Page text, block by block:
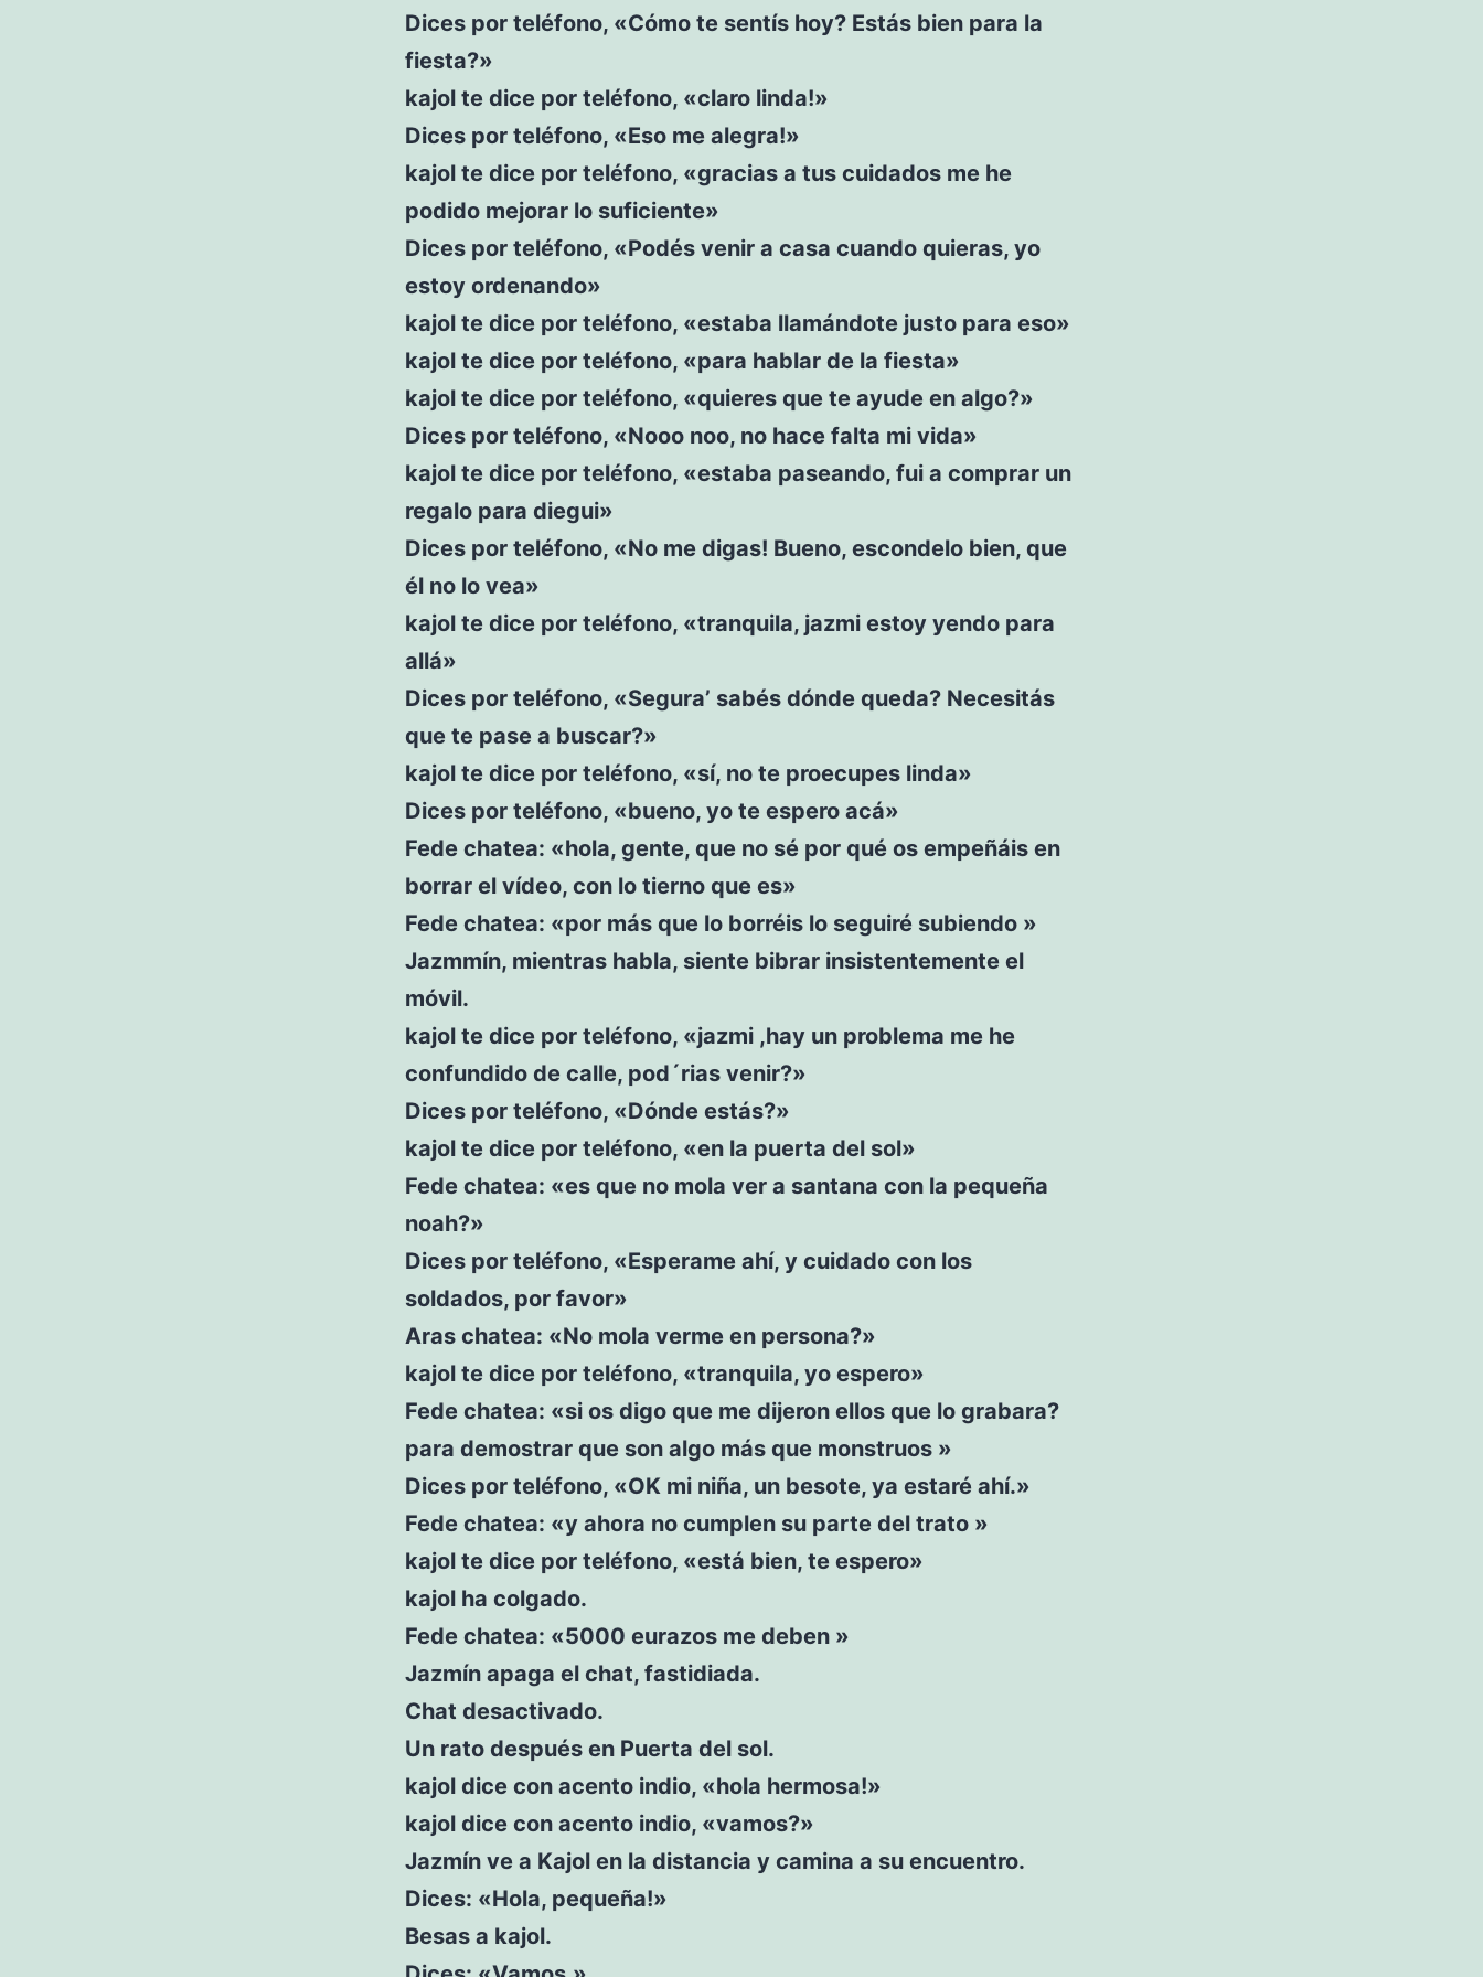
Dices por teléfono, «Cómo te sentís hoy? Estás bien para la
fiesta?»
kajol te dice por teléfono, «claro linda!»
Dices por teléfono, «Eso me alegra!»
kajol te dice por teléfono, «gracias a tus cuidados me he
podido mejorar lo suficiente»
Dices por teléfono, «Podés venir a casa cuando quieras, yo
estoy ordenando»
kajol te dice por teléfono, «estaba llamándote justo para eso»
kajol te dice por teléfono, «para hablar de la fiesta»
kajol te dice por teléfono, «quieres que te ayude en algo?»
Dices por teléfono, «Nooo noo, no hace falta mi vida»
kajol te dice por teléfono, «estaba paseando, fui a comprar un
regalo para diegui»
Dices por teléfono, «No me digas! Bueno, escondelo bien, que
él no lo vea»
kajol te dice por teléfono, «tranquila, jazmi estoy yendo para
allá»
Dices por teléfono, «Segura’ sabés dónde queda? Necesitás
que te pase a buscar?»
kajol te dice por teléfono, «sí, no te proecupes linda»
Dices por teléfono, «bueno, yo te espero acá»
Fede chatea: «hola, gente, que no sé por qué os empeñáis en
borrar el vídeo, con lo tierno que es»
Fede chatea: «por más que lo borréis lo seguiré subiendo »
Jazmmín, mientras habla, siente bibrar insistentemente el
móvil.
kajol te dice por teléfono, «jazmi ,hay un problema me he
confundido de calle, pod´rias venir?»
Dices por teléfono, «Dónde estás?»
kajol te dice por teléfono, «en la puerta del sol»
Fede chatea: «es que no mola ver a santana con la pequeña
noah?»
Dices por teléfono, «Esperame ahí, y cuidado con los
soldados, por favor»
Aras chatea: «No mola verme en persona?»
kajol te dice por teléfono, «tranquila, yo espero»
Fede chatea: «si os digo que me dijeron ellos que lo grabara?
para demostrar que son algo más que monstruos »
Dices por teléfono, «OK mi niña, un besote, ya estaré ahí.»
Fede chatea: «y ahora no cumplen su parte del trato »
kajol te dice por teléfono, «está bien, te espero»
kajol ha colgado.
Fede chatea: «5000 eurazos me deben »
Jazmín apaga el chat, fastidiada.
Chat desactivado.
Un rato después en Puerta del sol.
kajol dice con acento indio, «hola hermosa!»
kajol dice con acento indio, «vamos?»
Jazmín ve a Kajol en la distancia y camina a su encuentro.
Dices: «Hola, pequeña!»
Besas a kajol.